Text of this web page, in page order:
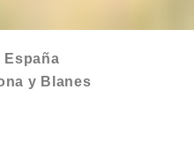
España
y Blanes